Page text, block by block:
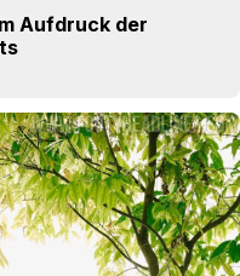
Aufdruck der